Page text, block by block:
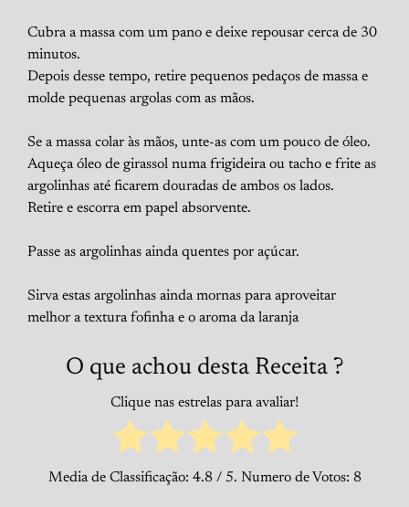
Cubra a massa com um pano e deixe repousar cerca de 30
minutos.
Depois desse tempo, retire pequenos pedaços de massa e
molde pequenas argolas com as mãos.
Se a massa colar às mãos, unte-as com um pouco de óleo.
Aqueça óleo de girassol numa frigideira ou tacho e frite as
argolinhas até ficarem douradas de ambos os lados.
Retire e escorra em papel absorvente.
Passe as argolinhas ainda quentes por açúcar.
Sirva estas argolinhas ainda mornas para aproveitar
melhor a textura fofinha e o aroma da laranja
O que achou desta Receita ?
Clique nas estrelas para avaliar!
Media de Classificação: 4.8/ 5. Numero de Votos: 8